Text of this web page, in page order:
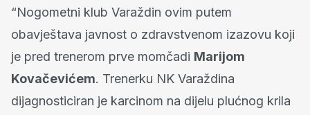
“Nogometni klub Varaždin ovim putem
obavještava javnost o zdravstvenom izazovu koji
je pred trenerom prve momčadi Marijom
Kovačevićem. Trenerku NK Varaždina
dijagnosticiran je karcinom na dijelu plućnog krila